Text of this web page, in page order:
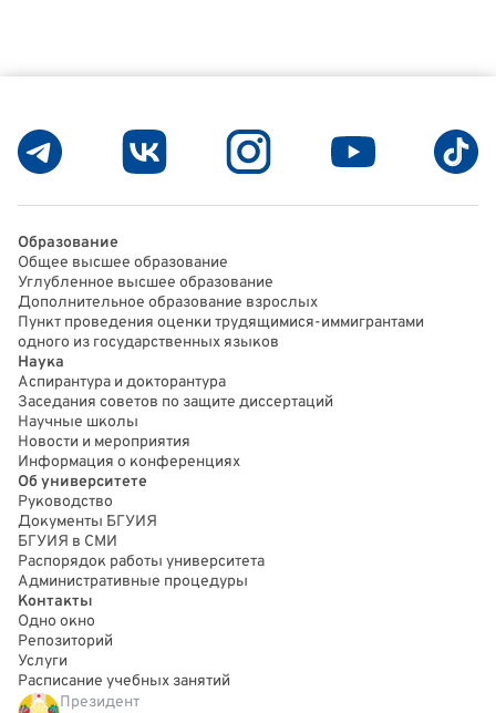
Образование
Общее высшее образование
Углубленное высшее образование
Дополнительное образование взрослых
Пункт проведения оценки трудящимися-иммигрантами
одного из государственных языков
Наука
Аспирантура и докторантура
Заседания советов по защите диссертаций
Научные школы
Новости и мероприятия
Информация о конференциях
Об университете
Руководство
Документы БГУИЯ
БГУИЯ в СМИ
Распорядок работы университета
Административные процедуры
Контакты
Одно окно
Репозиторий
Услуги
Расписание учебных занятий
Президент